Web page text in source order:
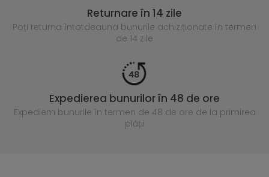
Returnare în 14 zile
Poți returna întotdeauna bunurile achiziționate în termen
de 14 zile
Expedierea bunurilor în 48 de ore
Expediem bunurile în termen de 48 de ore de la primirea
plății